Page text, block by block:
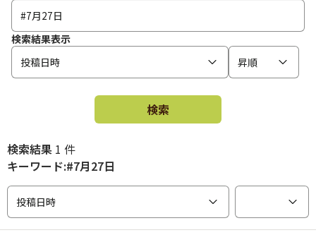
検索結果表示
投稿日時
昇順
検索
検索結果 1 件
キーワード:#7月27日
投稿日時